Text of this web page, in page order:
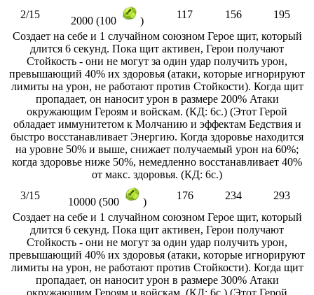
2/15
2000 (100 )
117 156
195
Создает на себе и 1 случайном союзном Герое щит, который
длится 6 секунд. Пока щит активен, Герои получают
Стойкость - они не могут за один удар получить урон,
превышающий 40% их здоровья (атаки, которые игнорируют
лимиты на урон, не работают против Стойкости). Когда щит
пропадает, он наносит урон в размере 200% Атаки
окружающим Героям и войскам. (КД: 6с.) (Этот Герой
обладает иммунитетом к Молчанию и эффектам Бедствия и
быстро восстанавливает Энергию. Когда здоровье находится
на уровне 50% и выше, снижает получаемый урон на 60%;
когда здоровье ниже 50%, немедленно восстанавливает 40%
от макс. здоровья. (КД: 6с.)
3/15
10000 (500 )
176 234
293
Создает на себе и 1 случайном союзном Герое щит, который
длится 6 секунд. Пока щит активен, Герои получают
Стойкость - они не могут за один удар получить урон,
превышающий 40% их здоровья (атаки, которые игнорируют
лимиты на урон, не работают против Стойкости). Когда щит
пропадает, он наносит урон в размере 300% Атаки
окружающим Героям и войскам. (КД: 6с.) (Этот Герой